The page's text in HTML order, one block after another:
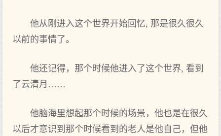
他从刚进入这个世界开始回忆, 那是很久很久
以前的事情了。
他还记得，那个时候他进入了这个世界, 看到
了云清月……
他脑海里想起那个时候的场景，他也是在很久
以后才意识到那个时候看到的老人是他自己，但他